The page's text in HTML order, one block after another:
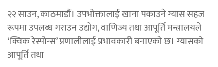
२२ साउन, काठमाडाैं। उपभोक्तालाई खाना पकाउने ग्यास सहज
रूपमा उपलब्ध गराउन उद्योग, वाणिज्य तथा आपूर्ति मन्त्रालयले
‘क्विक रेस्पोन्स’ प्रणालीलाई प्रभावकारी बनाएको छ। ग्यासको
आपूर्ति तथा